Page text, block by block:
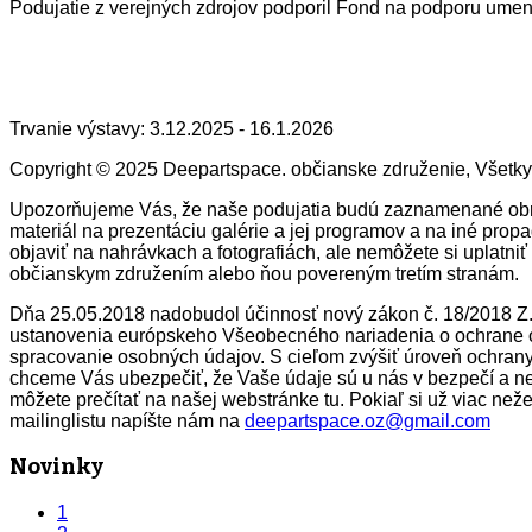
Podujatie z verejných zdrojov podporil Fond na podporu
Trvanie výstavy: 3.12.2025 - 16.1.2026
Copyright © 2025 Deepartspace. občianske združenie,
Upozorňujeme Vás, že naše podujatia budú zaznamenané
materiál na prezentáciu galérie a jej programov a na iné
objaviť na nahrávkach a fotografiách, ale nemôžete si
občianskym združením alebo ňou povereným tretím stranám.
Dňa 25.05.2018 nadobudol účinnosť nový zákon č. 18/2018
ustanovenia európskeho Všeobecného nariadenia o
spracovanie osobných údajov. S cieľom zvýšiť úroveň
chceme Vás ubezpečiť, že Vaše údaje sú u nás v bezpečí a
môžete prečítať na našej webstránke tu. Pokiaľ si už viac
mailinglistu napíšte nám na deepartspace.oz@gmail.com
Novinky
1